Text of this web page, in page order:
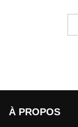
À PROPOS